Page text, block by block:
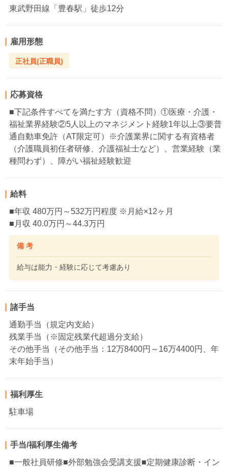
東武野田線「豊春駅」徒歩12分
雇用形態
正社員(正職員)
応募資格
■下記条件すべてを満たす方（資格不問）①医療・介護・
福祉業界経験②5人以上のマネジメント経験1年以上③要普
通自動車免許（AT限定可）※介護業界に関する有資格者
（介護職員初任者研修、介護福祉士など）、営業経験（業
種問わず）、障がい福祉経験歓迎
給料
■年収 480万円～532万円程度 ※月給×12ヶ月
■月収 40.0万円～44.3万円
備 考
給与は能力・経験に応じて考慮あり
諸手当
通勤手当（規定内支給）
残業手当（※固定残業代超過分支給）
その他手当（その他手当：12万8400円～16万4400円、年
末年始手当）
福利厚生
駐車場
手当/福利厚生備考
■一般社員研修■外部勉強会受講支援■定期健康診断・イン